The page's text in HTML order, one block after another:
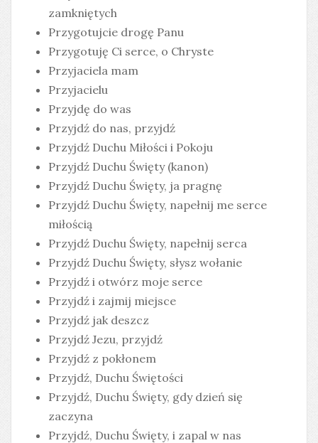
zamkniętych
Przygotujcie drogę Panu
Przygotuję Ci serce, o Chryste
Przyjaciela mam
Przyjacielu
Przyjdę do was
Przyjdź do nas, przyjdź
Przyjdź Duchu Miłości i Pokoju
Przyjdź Duchu Święty (kanon)
Przyjdź Duchu Święty, ja pragnę
Przyjdź Duchu Święty, napełnij me serce
miłością
Przyjdź Duchu Święty, napełnij serca
Przyjdź Duchu Święty, słysz wołanie
Przyjdź i otwórz moje serce
Przyjdź i zajmij miejsce
Przyjdź jak deszcz
Przyjdź Jezu, przyjdź
Przyjdź z pokłonem
Przyjdź, Duchu Świętości
Przyjdź, Duchu Święty, gdy dzień się
zaczyna
Przyjdź, Duchu Święty, i zapal w nas